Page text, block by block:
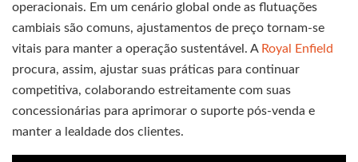
operacionais. Em um cenário global onde as flutuações
cambiais são comuns, ajustamentos de preço tornam-se
vitais para manter a operação sustentável. ARoyal Enfield
procura, assim, ajustar suas práticas para continuar
competitiva, colaborando estreitamente com suas
concessionárias para aprimorar o suporte pós-venda e
manter a lealdade dos clientes.